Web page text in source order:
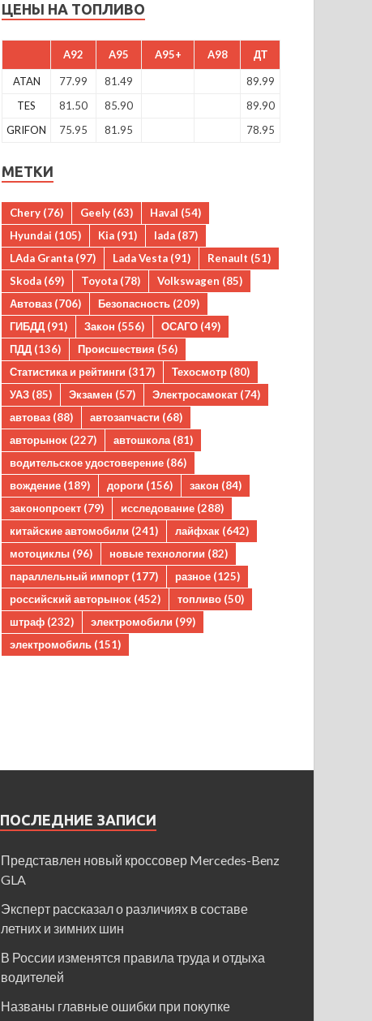
ЦЕНЫ НА ТОПЛИВО
A92 A95 A95+ A98 ДТ
ATAN 77.99 81.49
89.99
TES
81.50 85.90
89.90
GRIFON
75.95 81.95 78.95
МЕТКИ
Chery (76) Geely (63) Haval (54)
Hyundai (105) Kia (91) lada (87)
LAda Granta (97) Lada Vesta (91) Renault (51)
Skoda (69) Toyota (78) Volkswagen (85)
Автоваз (706) Безопасность (209)
ГИБДД (91) Закон (556) ОСАГО (49)
ПДД (136) Происшествия (56)
Статистика и рейтинги (317) Техосмотр (80)
УАЗ (85) Экзамен (57) Электросамокат (74)
автоваз (88) автозапчасти (68)
авторынок (227) автошкола (81)
водительское удостоверение (86)
вождение (189) дороги (156) закон (84)
законопроект (79) исследование (288)
китайские автомобили (241) лайфхак (642)
мотоциклы (96) новые технологии (82)
параллельный импорт (177) разное (125)
российский авторынок (452) топливо (50)
штраф (232) электромобили (99)
электромобиль (151)
ПОСЛЕДНИЕ ЗАПИСИ
Представлен новый кроссовер Mercedes-Benz
GLA
Эксперт рассказал о различиях в составе
летних и зимних шин
В России изменятся правила труда и отдыха
водителей
Названы главные ошибки при покупке